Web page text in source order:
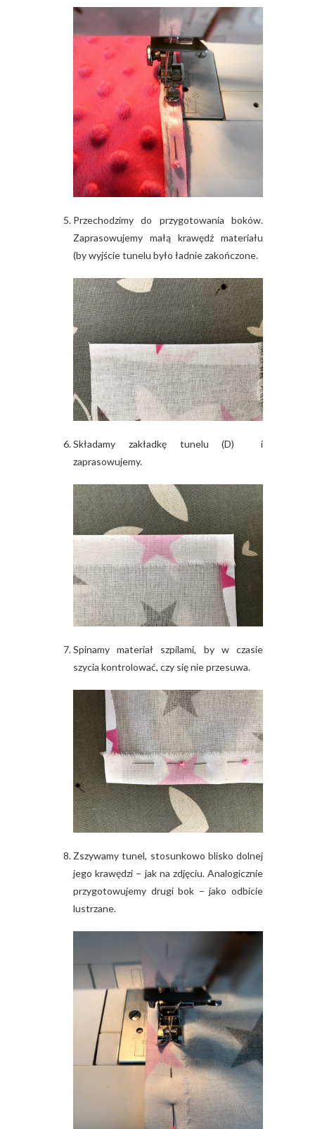
Przechodzimy do przygotowania boków.
Zaprasowujemy małą krawędź materiału
(by wyjście tunelu było ładnie zakończone.
Składamy zakładkę tunelu (D) i
zaprasowujemy.
Spinamy materiał szpilami, by w czasie
szycia kontrolować, czy się nie przesuwa.
Zszywamy tunel, stosunkowo blisko dolnej
jego krawędzi – jak na zdjęciu. Analogicznie
przygotowujemy drugi bok – jako odbicie
lustrzane.